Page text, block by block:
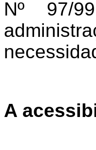
Nº 97/
A